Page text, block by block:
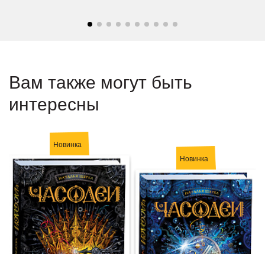
Вам также могут быть
интересны
Новинка
Новинка